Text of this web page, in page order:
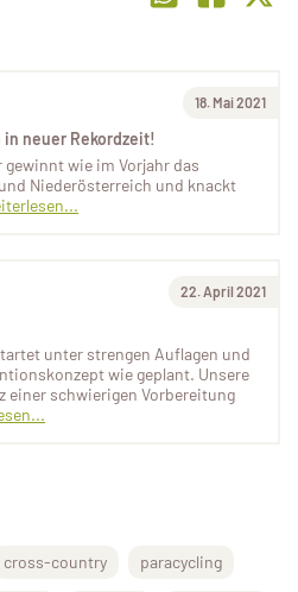
22. April 2021
unter strengen Auflagen und
wie geplant. Unsere
einer schwierigen Vorbereitung
18. Mai 2021
neuer Rekordzeit!
gewinnt wie im Vorjahr das
Niederösterreich und knackt
cross-country paracycling